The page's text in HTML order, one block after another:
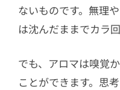
ないものです。無理
は沈んだままでカラ
でも、アロマは嗅覚
ことができます。思